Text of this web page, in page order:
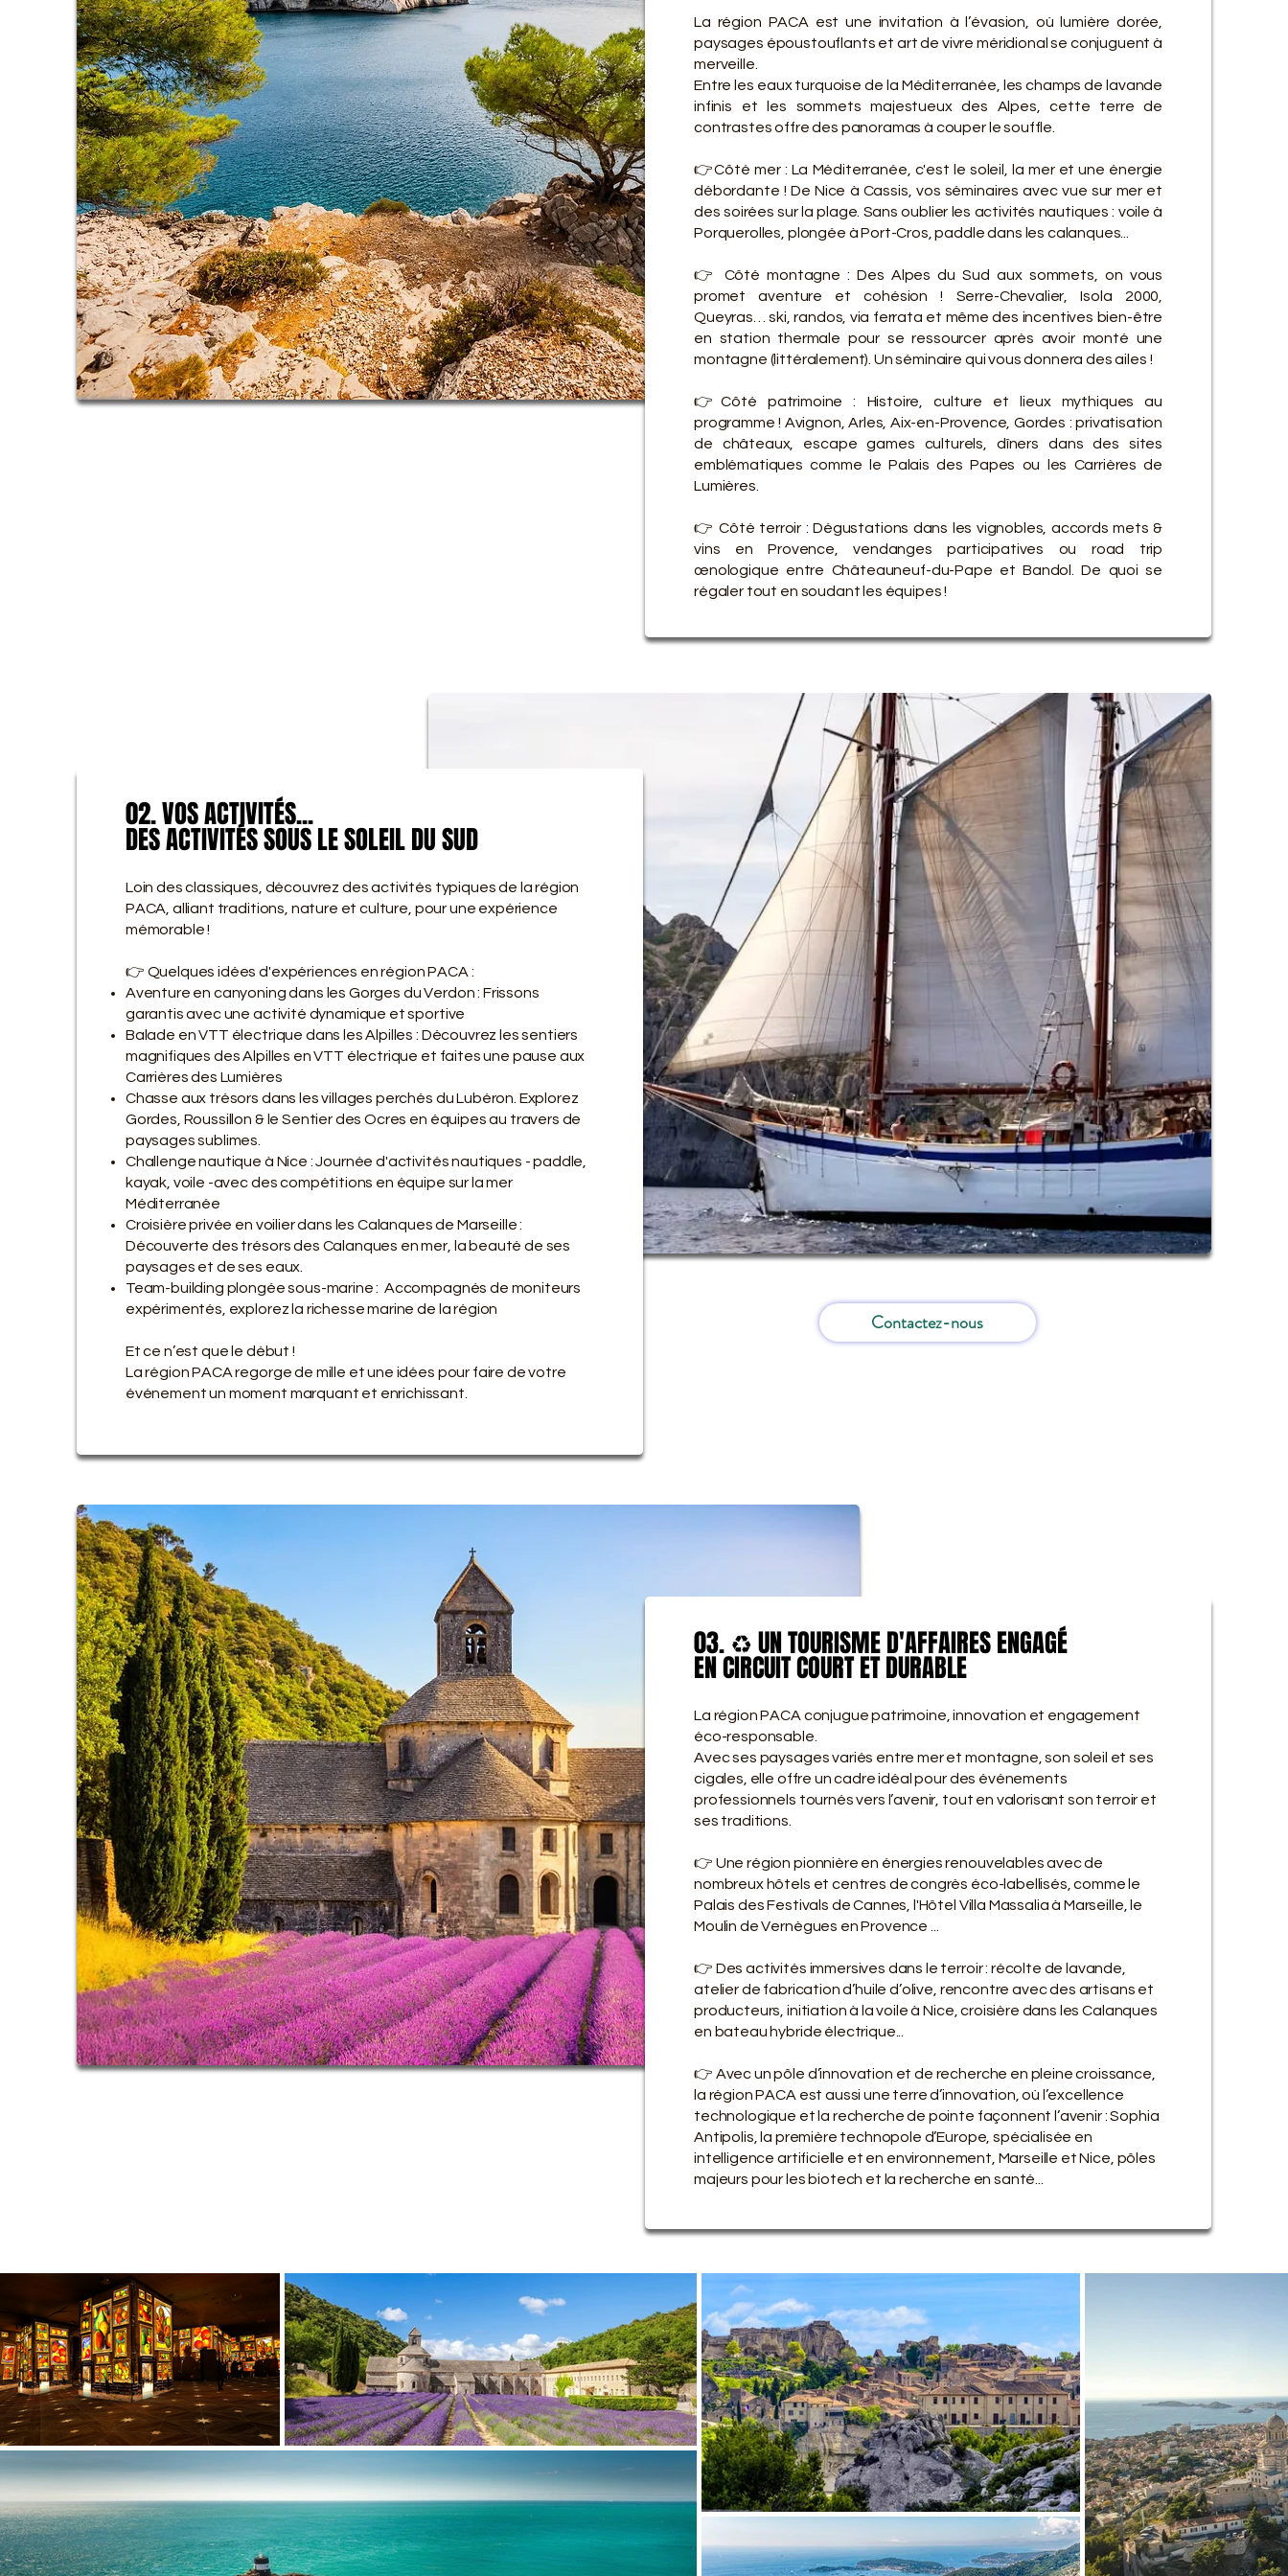
La région PACA est une invitation à l’évasion, où lumière dorée,
paysages époustouflants et art de vivre méridional se conjuguent à
merveille.
Entre les eaux turquoise de la Méditerranée, les champs de lavande
infinis et les sommets majestueux des Alpes, cette terre de
contrastes offre des panoramas à couper le souffle.
👉Côté mer : La Méditerranée, c'est le soleil, la mer et une énergie
débordante ! De Nice à Cassis, vos séminaires avec vue sur mer et
des soirées sur la plage. Sans oublier les activités nautiques : voile à
Porquerolles, plongée à Port-Cros, paddle dans les calanques...
👉 Côté montagne : Des Alpes du Sud aux sommets, on vous
promet aventure et cohésion ! Serre-Chevalier, Isola 2000,
Queyras… ski, randos, via ferrata et même des incentives bien-être
en station thermale pour se ressourcer après avoir monté une
montagne (littéralement). Un séminaire qui vous donnera des ailes !
👉Côté patrimoine : Histoire, culture et lieux mythiques au
programme ! Avignon, Arles, Aix-en-Provence, Gordes : privatisation
de châteaux, escape games culturels, dîners dans des sites
emblématiques comme le Palais des Papes ou les Carrières de
Lumières.
👉 Côté terroir : Dégustations dans les vignobles, accords mets &
vins en Provence, vendanges participatives ou road trip
œnologique entre Châteauneuf-du-Pape et Bandol. De quoi se
régaler tout en soudant les équipes !
02. VOS ACTIVITÉS...
DES ACTIVITÉS SOUS LE SOLEIL DU SUD
02. VOS ACTIVITÉS...
DES ACTIVITÉS SOUS LE SOLEIL DU SUD
Loin des classiques, découvrez des activités typiques de la région
PACA, alliant traditions, nature et culture, pour une expérience
mémorable !
👉 Quelques idées d'expériences en région PACA :​
Aventure en canyoning dans les Gorges du Verdon : Frissons
garantis avec une activité dynamique et sportive
Balade en VTT électrique dans les Alpilles : Découvrez les sentiers
magnifiques des Alpilles en VTT électrique et faites une pause aux
Carrières des Lumières
Chasse aux trésors dans les villages perchés du Lubéron. Explorez
Gordes, Roussillon & le Sentier des Ocres en équipes au travers de
paysages sublimes.
Challenge nautique à Nice : Journée d'activités nautiques - paddle,
kayak, voile -avec des compétitions en équipe sur la mer
Méditerranée
Croisière privée en voilier dans les Calanques de Marseille :
Découverte des trésors des Calanques en mer, la beauté de ses
paysages et de ses eaux.
Team-building plongée sous-marine : Accompagnés de moniteurs
expérimentés, explorez la richesse marine de la région
​Et ce n’est que le début !
La région PACA regorge de mille et une idées pour faire de votre
événement un moment marquant et enrichissant.
Contactez-nous
03. ♻️ UN TOURISME D'AFFAIRES ENGAGÉ
EN CIRCUIT COURT ET DURABLE
03. ♻️ UN TOURISME D'AFFAIRES ENGAGÉ
EN CIRCUIT COURT ET DURABLE
La région PACA conjugue patrimoine, innovation et engagement
éco-responsable.
Avec ses paysages variés entre mer et montagne, son soleil et ses
cigales, elle offre un cadre idéal pour des événements
professionnels tournés vers l’avenir, tout en valorisant son terroir et
ses traditions.
👉 Une région pionnière en énergies renouvelables avec de
nombreux hôtels et centres de congrès éco-labellisés, comme le
Palais des Festivals de Cannes, l'Hôtel Villa Massalia à Marseille, le
Moulin de Vernègues en Provence ...​​
👉 Des activités immersives dans le terroir : récolte de lavande,
atelier de fabrication d’huile d’olive, rencontre avec des artisans et
producteurs, initiation à la voile à Nice, croisière dans les Calanques
en bateau hybride électrique... ​
👉 Avec un pôle d’innovation et de recherche en pleine croissance,
la région PACA est aussi une terre d’innovation, où l’excellence
technologique et la recherche de pointe façonnent l’avenir : Sophia
Antipolis, la première technopole d’Europe, spécialisée en
intelligence artificielle et en environnement, Marseille et Nice, pôles
majeurs pour les biotech et la recherche en santé...